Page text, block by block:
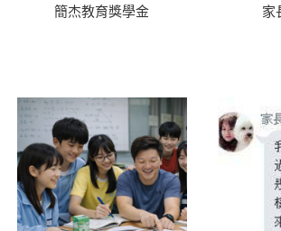
簡杰教育獎學金 家